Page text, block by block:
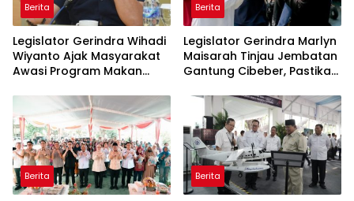
Berita
Legislator Gerindra Wihadi
Wiyanto Ajak Masyarakat
Awasi Program Makan
Sasaran
Berita
Legislator Gerindra Marlyn
Maisarah Tinjau Jembatan
Gantung Cibeber, Pastikan
Berita Berita